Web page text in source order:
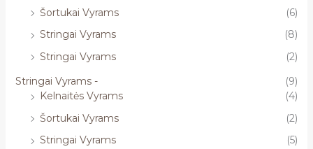
Šortukai Vyrams
(6)
Stringai Vyrams
(8)
Stringai Vyrams
(2)
Stringai Vyrams -
(9)
Kelnaitės Vyrams
(4)
Šortukai Vyrams
(2)
Stringai Vyrams
(5)